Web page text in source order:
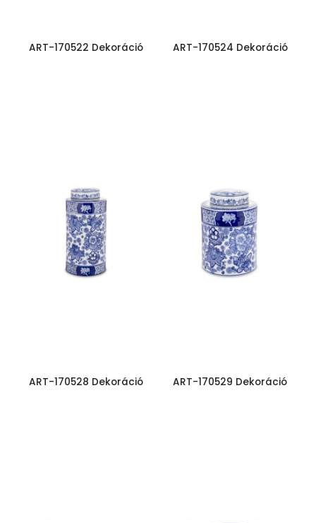
ART-170522 Dekoráció ART-170524 Dekoráció
ART-170528 Dekoráció ART-170529 Dekoráció